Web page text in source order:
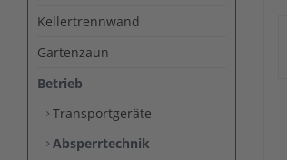
Kellertrennwand
Gartenzaun
Betrieb
Transportgeräte
Absperrtechnik